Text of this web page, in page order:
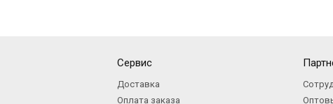
Сервис
Доставка
Оплата заказа